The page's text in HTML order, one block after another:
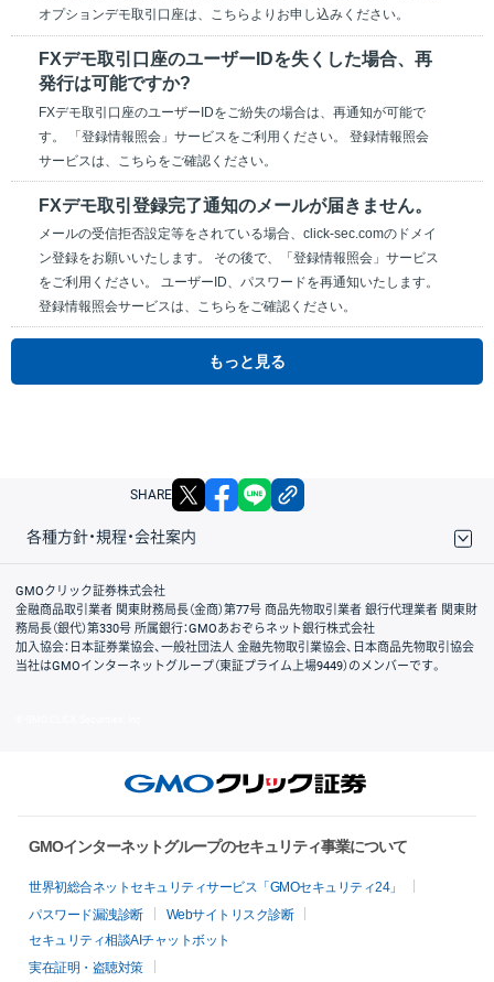
オプションデモ取引口座は、こちらよりお申し込みください。
FXデモ取引口座のユーザーIDを失くした場合、再
発行は可能ですか?
FXデモ取引口座のユーザーIDをご紛失の場合は、再通知が可能で
す。 「登録情報照会」サービスをご利用ください。 登録情報照会
サービスは、こちらをご確認ください。
FXデモ取引登録完了通知のメールが届きません。
メールの受信拒否設定等をされている場合、click-sec.comのドメイ
ン登録をお願いいたします。 その後で、「登録情報照会」サービス
をご利用ください。 ユーザーID、パスワードを再通知いたします。
登録情報照会サービスは、こちらをご確認ください。
もっと見る
SHARE X facebook
各種方針・規程・会社案内
取引規程・約款
サイトマップ
その他のご案内
個人情報保護方針
最良執行方針
サイトのご利用について
ディスクレイマー
信託保全
リスク説明
会社案内
GMOクリック証券株式会社
金融商品取引業者 関東財務局長（金商）第77号 商品先物取引業者 銀行代理業者 関東財
務局長（銀代）第330号 所属銀行：GMOあおぞらネット銀行株式会社
加入協会：日本証券業協会、一般社団法人 金融先物取引業協会、日本商品先物取引協会
当社はGMOインターネットグループ（東証プライム上場9449）のメンバーです。
GMOインターネットグループのセキュリティ事業について
世界初総合ネットセキュリティサービス「GMOセキュリティ24」
パスワード漏洩診断
Webサイトリスク診断
セキュリティ相談AIチャットボット
実在証明・盗聴対策